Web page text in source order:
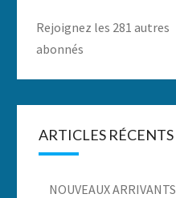
Rejoignez les 281 autres
abonnés
ARTICLES RÉCENTS
NOUVEAUX ARRIVANTS